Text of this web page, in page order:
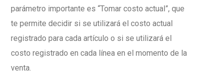
parámetro importante es “Tomar costo actual”, que
te permite decidir si se utilizará el costo actual
registrado para cada artículo o si se utilizará el
costo registrado en cada línea en el momento de la
venta.